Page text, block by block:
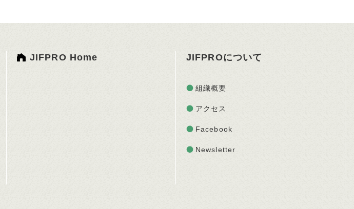
JIFPRO Home JIFPROについて
組織概要
アクセス
Facebook
Newsletter